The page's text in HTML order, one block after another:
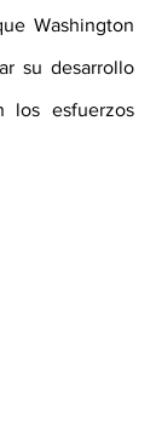
Washington
su desarrollo
los esfuerzos